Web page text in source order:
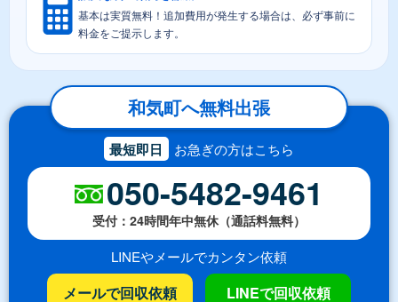
基本は実質無料！追加費用が発生する場合は、必ず事前に
料金をご提示します。
和気町へ無料出張
最短即日 お急ぎの方はこちら
050-5482-9461
受付：24時間年中無休（通話料無料）
LINEやメールでカンタン依頼
メールで回収依頼 LINEで回収依頼